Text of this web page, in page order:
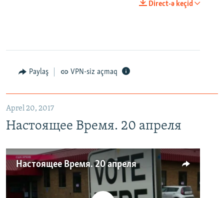
Direct-ə keçid
Paylaş VPN-siz açmaq
Aprel 20, 2017
Настоящее Время. 20 апреля
Настоящее Время. 20 апреля